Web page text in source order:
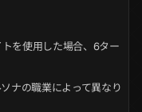
を使用した場合、6ター
ナの職業によって異なり